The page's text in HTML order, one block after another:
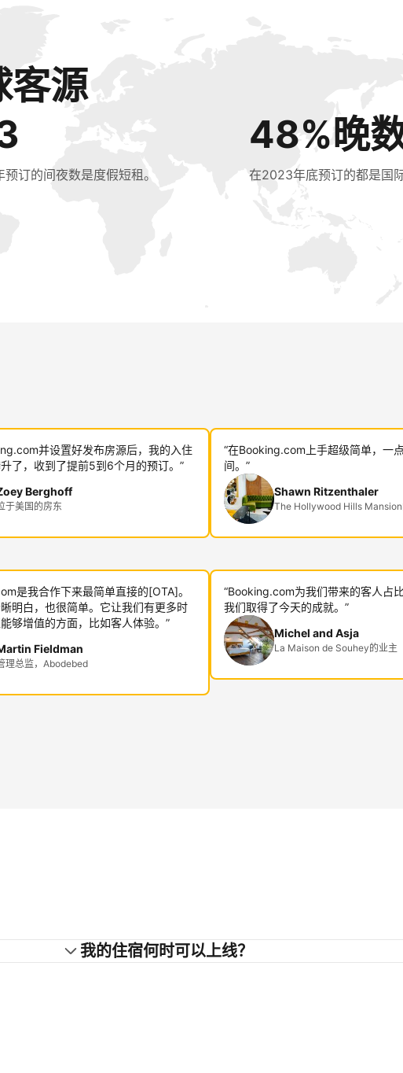
客源
订的间夜数是度假短租。
48%晚
在2023年底预订的都是国际
并设置好发布房源后，我的入住
了，收到了提前5到6个月的预订。”
Berghoff
于美国的房东
“在Booking.com上手超级简单，一
间。”
Shawn Ritzenthaler
The Hollywood Hills Mansion
是我合作下来最简单直接的[OTA]。
明白，也很简单。它让我们有更多时
够增值的方面，比如客人体验。”
Fieldman
理总监，Abodebed
“Booking.com为我们带来的客人占
我们取得了今天的成就。”
Michel and Asja
La Maison de Souhey的业主
我的住宿何时可以上线？